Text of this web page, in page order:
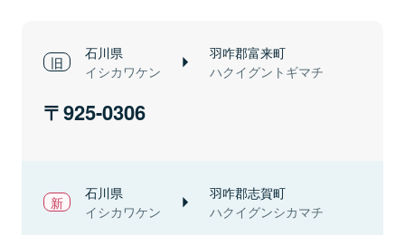
石川県
イシカワケン
羽咋郡富来町
ハクイグントギマチ
925-0306
石川県
イシカワケン
羽咋郡志賀町
ハクイグンシカマチ